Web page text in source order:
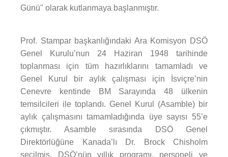
Günü" olarak kutlanmaya başlanmıştır.
Prof. Stampar başkanlığındaki Ara Komisyon DSÖ
Genel Kurulu’nun 24 Haziran 1948 tarihinde
toplanması için tüm hazırlıklarını tamamladı ve
Genel Kurul bir aylık çalışması için İsviçre’nin
Cenevre kentinde BM Sarayında 48 ülkenin
temsilcileri ile toplandı. Genel Kurul (Asamble) bir
aylık çalışmasını tamamladığında üye sayısı 55’e
çıkmıştır. Asamble sırasında DSÖ Genel
Direktörlüğüne Kanada’lı Dr. Brock Chisholm
seçilmiş, DSÖ’nün yıllık programı, personeli ve